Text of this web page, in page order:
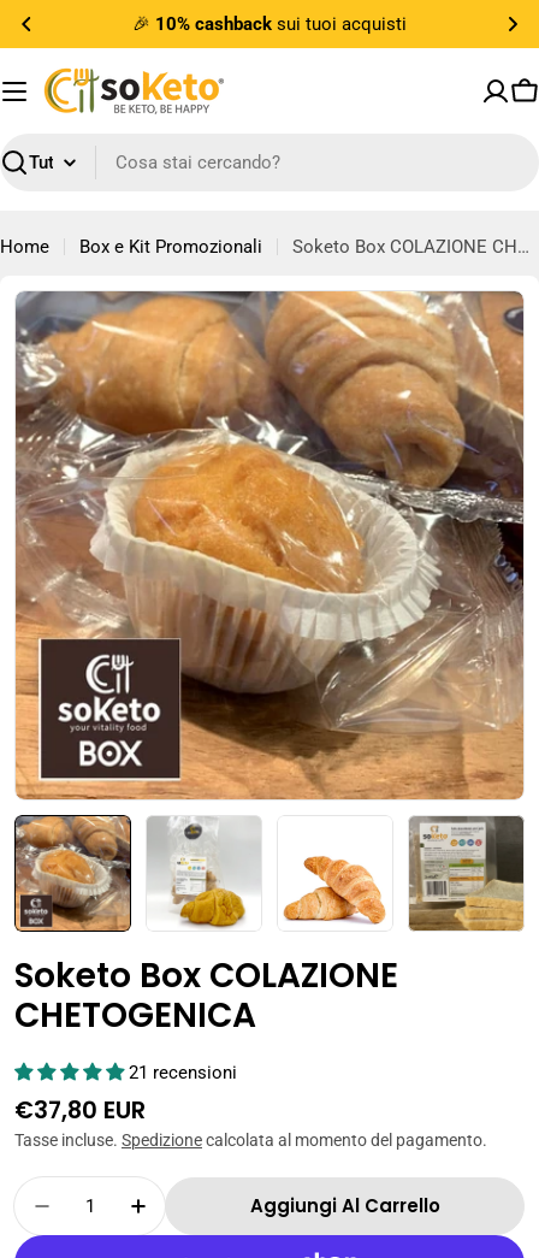
contenuto
🎉10% cashbacksui tuoi acquisti
Ricerca
Home Box e Kit Promozionali Soketo Box COLAZIONE CHETOGENICA
Passa
alle
informazioni
sul
prodotto
Apri supporto 0 in modalità modale
Soketo Box COLAZIONE
CHETOGENICA
21 recensioni
Prezzo
normale
€37,80 EUR
Tasse incluse. Spedizionecalcolata al momento del pagamento.
Quantità
Diminuisci La Quantità Per Soketo Box
Aumenta La Quantità Per Soketo Box
Aggiungi Al Carrello